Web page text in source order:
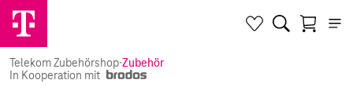
Telekom Zubehörshop·Zubehör
In Kooperation mit